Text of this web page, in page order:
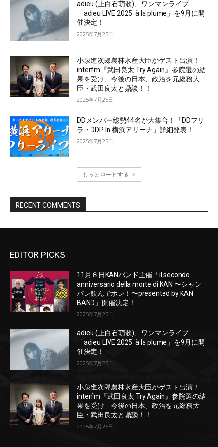
EDITOR PICKS
11月６日KANバンド主催「il secondo
anniversario della morte di KAN 〜シャン
パン飲んでポン！〜presented by KAN
BAND」開催決定！
2025年7月25日
adieu (上白石萌歌)、ワンマンライブ
「adieu LIVE 2025 à la plume」を9月に開
催決定！
2025年7月25日
小泉進次郎農林水産大臣がゲスト出演！
interfm『武田良太 Try Again』参院選の結
果を受け、今後の日本、政治を元総務大
臣・武田良太と鼎談！！
2025年7月25日